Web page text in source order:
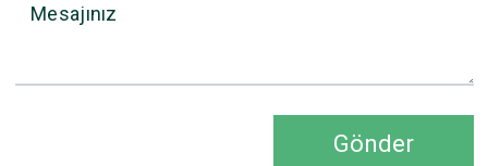
Mesajınız
Gönder